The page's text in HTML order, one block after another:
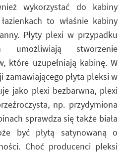
wykorzystać do kabiny
to właśnie kabiny
Płyty plexi w przypadku
umożliwiają stworzenie
które uzupełniają kabinę. W
zamawiającego płyta pleksi w
jako plexi bezbarwna, plexi
np. przydymiona
sprawdza się także biała
być płytą satynowaną o
Choć producenci pleksi